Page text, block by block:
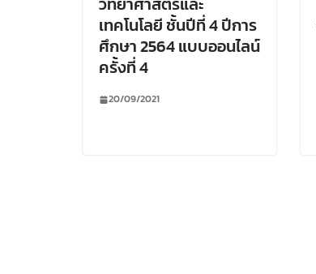
เทคโนโลยี ชั้นปีที่ 4 ปีการ
ศึกษา 2564 แบบออนไลน์
ครั้งที่ 4
20/09/2021